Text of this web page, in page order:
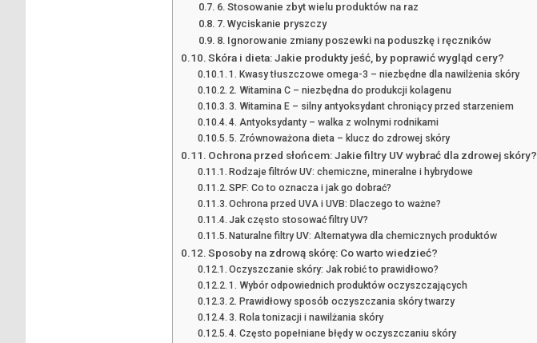
6. Stosowanie zbyt wielu produktów na raz
7. Wyciskanie pryszczy
8. Ignorowanie zmiany poszewki na poduszkę i ręczników
Skóra i dieta: Jakie produkty jeść, by poprawić wygląd cery?
1. Kwasy tłuszczowe omega-3 – niezbędne dla nawilżenia skóry
2. Witamina C – niezbędna do produkcji kolagenu
3. Witamina E – silny antyoksydant chroniący przed starzeniem
4. Antyoksydanty – walka z wolnymi rodnikami
5. Zrównoważona dieta – klucz do zdrowej skóry
Ochrona przed słońcem: Jakie filtry UV wybrać dla zdrowej skóry?
Rodzaje filtrów UV: chemiczne, mineralne i hybrydowe
SPF: Co to oznacza i jak go dobrać?
Ochrona przed UVA i UVB: Dlaczego to ważne?
Jak często stosować filtry UV?
Naturalne filtry UV: Alternatywa dla chemicznych produktów
Sposoby na zdrową skórę: Co warto wiedzieć?
Oczyszczanie skóry: Jak robić to prawidłowo?
1. Wybór odpowiednich produktów oczyszczających
2. Prawidłowy sposób oczyszczania skóry twarzy
3. Rola tonizacji i nawilżania skóry
4. Często popełniane błędy w oczyszczaniu skóry